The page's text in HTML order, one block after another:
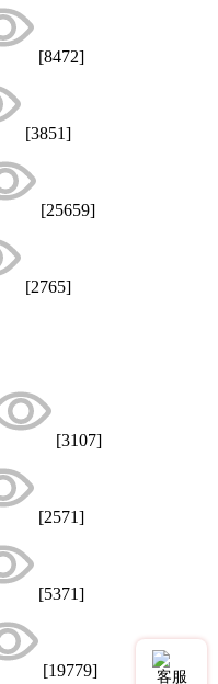
[8472]
[3851]
[25659]
[2765]
[3107]
[2571]
[5371]
[19779] 客服